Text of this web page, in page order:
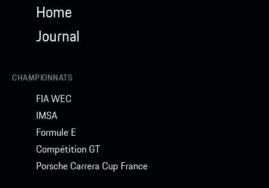
Home
Journal
CHAMPIONNATS
FIA WEC
IMSA
Formule E
Compétition GT
Porsche Carrera Cup France